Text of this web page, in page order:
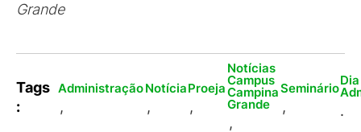
Grande
Tags
:
Administração
,
Notícia
,
Proeja
,
Notícias
Campus
Campina
Grande
,
Seminário
, .